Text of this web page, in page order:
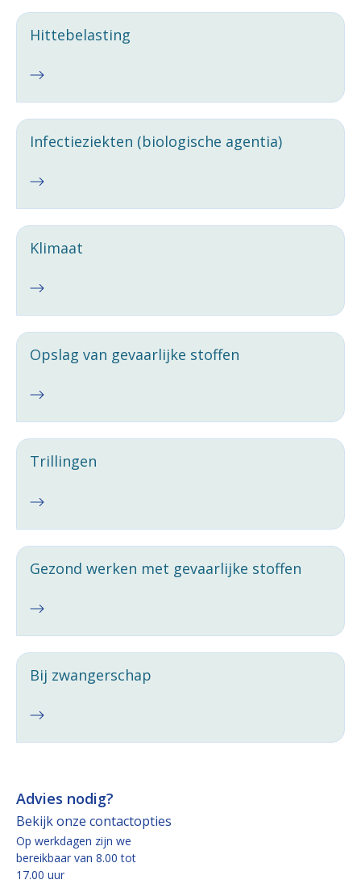
Hittebelasting
Infectieziekten (biologische agentia)
Klimaat
Opslag van gevaarlijke stoffen
Trillingen
Gezond werken met gevaarlijke stoffen
Bij zwangerschap
Advies nodig?
Bekijk onze contactopties
Op werkdagen zijn we
bereikbaar van 8.00 tot
17.00 uur